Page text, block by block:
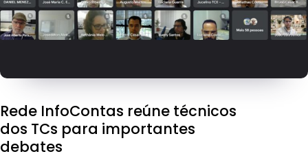
Rede InfoContas reúne técnicos
dos TCs para importantes
debates